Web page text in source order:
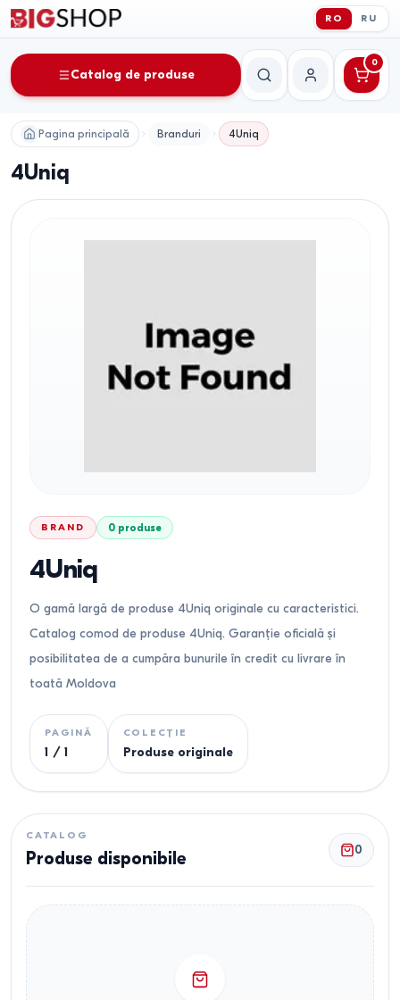
RO RU
Catalog de produse
CăutareContul meu
0
Pagina principală Branduri 4Uniq
4Uniq
BRAND 0 produse
4Uniq
O gamă largă de produse 4Uniq originale cu caracteristici.
Catalog comod de produse 4Uniq. Garanție oficială și
posibilitatea de a cumpăra bunurile în credit cu livrare în
toată Moldova
PAGINĂ
1 / 1
COLECȚIE
Produse originale
CATALOG
Produse disponibile 0